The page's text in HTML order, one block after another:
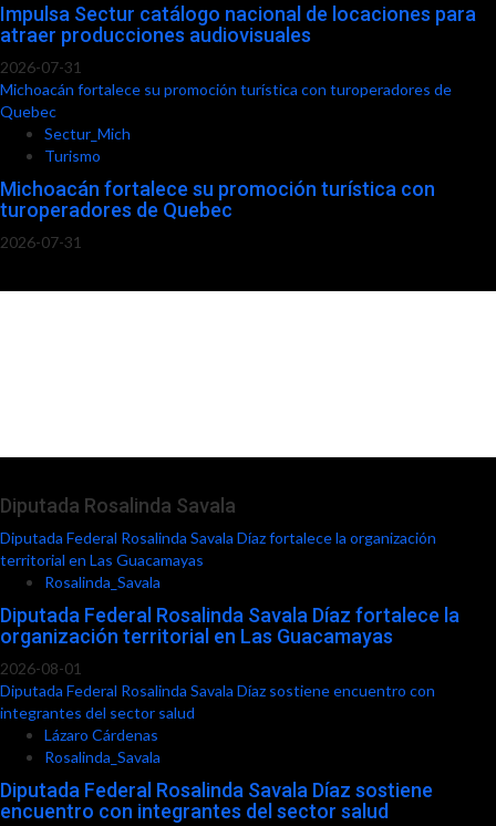
Impulsa Sectur catálogo nacional de locaciones para
atraer producciones audiovisuales
2026-07-31
Michoacán fortalece su promoción turística con turoperadores de
Quebec
Sectur_Mich
Turismo
Michoacán fortalece su promoción turística con
turoperadores de Quebec
2026-07-31
Diputada Rosalinda Savala
Diputada Federal Rosalinda Savala Díaz fortalece la organización
territorial en Las Guacamayas
Rosalinda_Savala
Diputada Federal Rosalinda Savala Díaz fortalece la
organización territorial en Las Guacamayas
2026-08-01
Diputada Federal Rosalinda Savala Díaz sostiene encuentro con
integrantes del sector salud
Lázaro Cárdenas
Rosalinda_Savala
Diputada Federal Rosalinda Savala Díaz sostiene
encuentro con integrantes del sector salud